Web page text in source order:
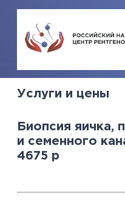
Услуги и цены
Биопсия яичка,
и семенного
4675 р